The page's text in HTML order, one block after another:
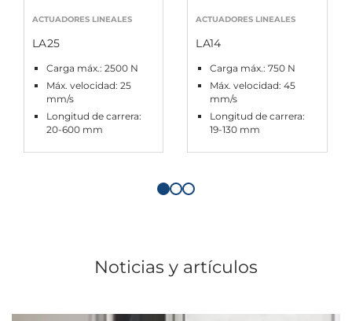
ACTUADORES LINEALES
LA25
Carga máx.: 2500 N
Máx. velocidad: 25
mm/s
Longitud de carrera:
20-600 mm
ACTUADORES LINEALES
LA14
Carga máx.: 750 N
Máx. velocidad: 45
mm/s
Longitud de carrera:
19-130 mm
Noticias y artículos